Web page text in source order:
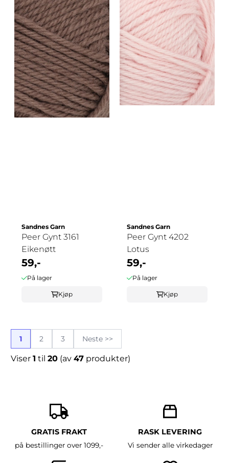
Sandnes Garn
Peer Gynt 3161
Eikenøtt
59,-
På lager
Kjøp
Sandnes Garn
Peer Gynt 4202
Lotus
59,-
På lager
Kjøp
1 2 3 Neste >>
Viser 1 til 20 (av 47 produkter)
GRATIS FRAKT
på bestillinger over 1099,-
RASK LEVERING
Vi sender alle virkedager